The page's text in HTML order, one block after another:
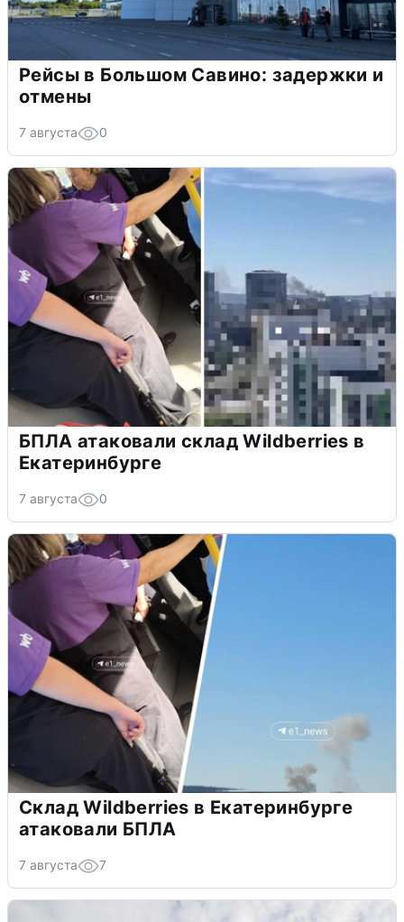
Рейсы в Большом Савино: задержки и
отмены
7 августа 0
БПЛА атаковали склад Wildberries в
Екатеринбурге
7 августа 0
Склад Wildberries в Екатеринбурге
атаковали БПЛА
7 августа 7